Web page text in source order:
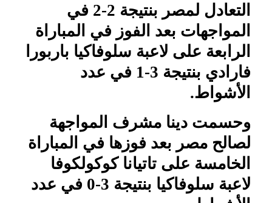
التعادل لمصر بنتيجة 2-2 في
المواجهات بعد الفوز في المباراة
الرابعة على لاعبة سلوفاكيا باربورا
فارادي بنتيجة 3-1 في عدد
الأشواط.
وحسمت دينا مشرف المواجهة
لصالح مصر بعد فوزها في المباراة
الخامسة على تاتيانا كوكولكوفا
لاعبة سلوفاكيا بنتيجة 3-0 في عدد